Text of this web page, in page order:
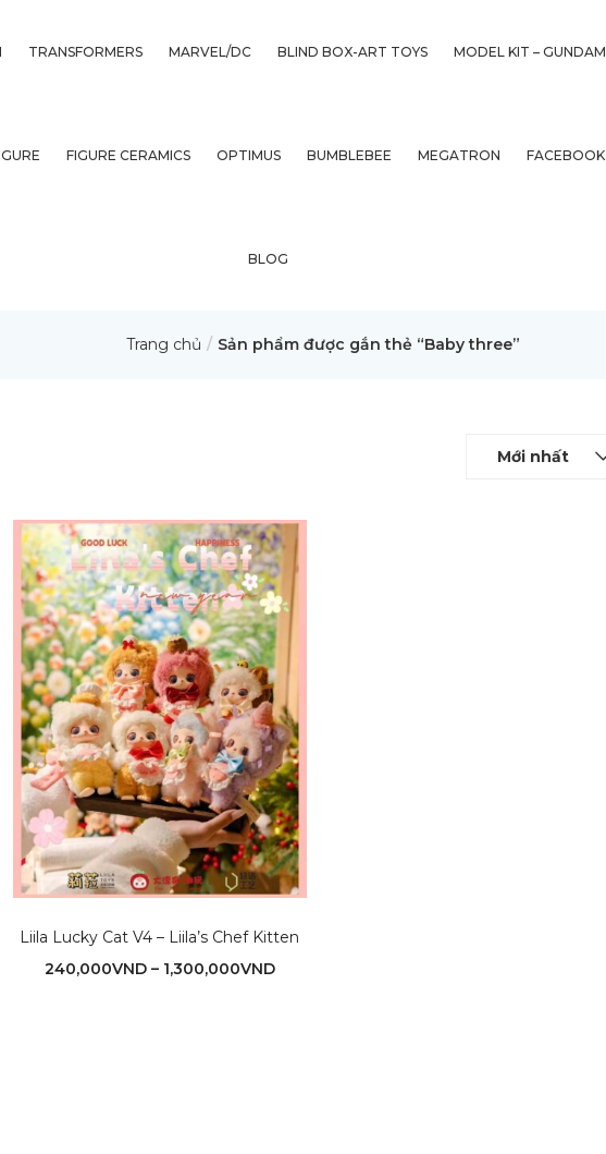
TRANSFORMERS MARVEL/DC BLIND BOX-ART TOYS MODEL KIT – GUNDAM
FIGURE CERAMICS OPTIMUS BUMBLEBEE MEGATRON FACEBOOK
BLOG
Trang chủ Sản phẩm được gắn thẻ “Baby three”
Mới nhất
Liila Lucky Cat V4 – Liila’s Chef Kitten
240,000VND– 1,300,000VND